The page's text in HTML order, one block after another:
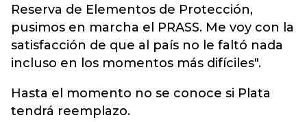
Reserva de Elementos de Protección,
pusimos en marcha el PRASS. Me voy con la
satisfacción de que al país no le faltó nada
incluso en los momentos más difíciles".
Hasta el momento no se conoce si Plata
tendrá reemplazo.